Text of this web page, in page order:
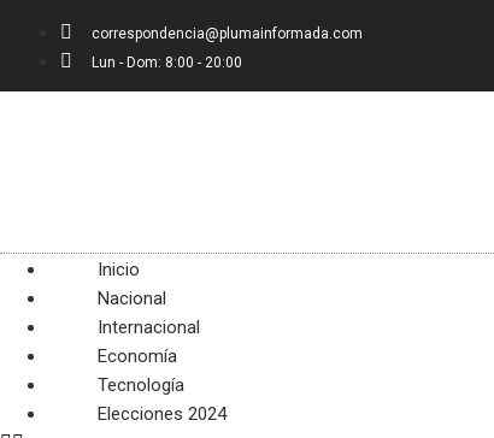
correspondencia@plumainformada.com
Lun - Dom: 8:00 - 20:00
Inicio
Nacional
Internacional
Economía
Tecnología
Elecciones 2024